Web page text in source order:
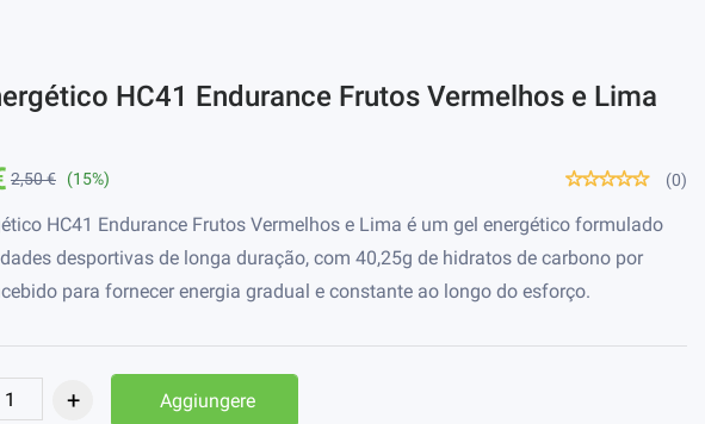
HC41 Endurance Frutos Vermelhos e Lima
2,50 € (15%) (0)
HC41 Endurance Frutos Vermelhos e Lima é um gel energético formulado
desportivas de longa duração, com 40,25g de hidratos de carbono por
para fornecer energia gradual e constante ao longo do esforço.
Aggiungere